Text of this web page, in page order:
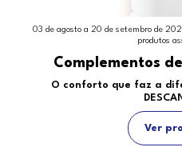
03 de agosto a 20 de setembro de
produtos
Complementos
O conforto que faz a
Ver